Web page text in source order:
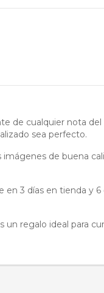
de cualquier nota
sea perfecto.
de buena
en 3 días en tienda y
un regalo ideal para